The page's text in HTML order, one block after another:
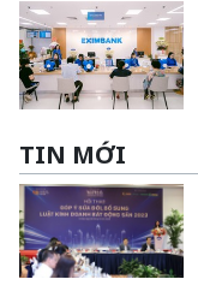
TIN MỚI